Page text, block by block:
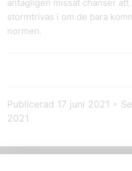
antagligen missat chanser
stormtrivas i om de bara
normen.
Publicerad 17 juni 2021 •
2021